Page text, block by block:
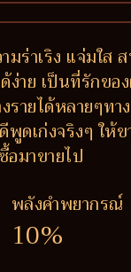
ร่าเริง แจ่มใส
ด้ง่าย เป็นที่รักข
รายได้หลายๆ
ดเก่งจริงๆ ให้
มาขายไป
พลังคำพยากรณ์
10%